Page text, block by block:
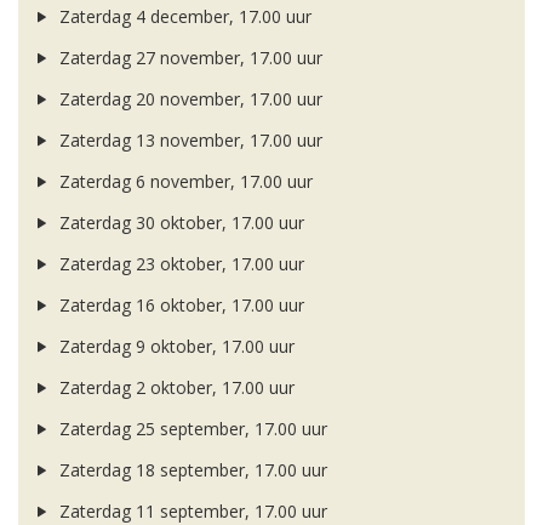
Zaterdag 4 december, 17.00 uur
Zaterdag 27 november, 17.00 uur
Zaterdag 20 november, 17.00 uur
Zaterdag 13 november, 17.00 uur
Zaterdag 6 november, 17.00 uur
Zaterdag 30 oktober, 17.00 uur
Zaterdag 23 oktober, 17.00 uur
Zaterdag 16 oktober, 17.00 uur
Zaterdag 9 oktober, 17.00 uur
Zaterdag 2 oktober, 17.00 uur
Zaterdag 25 september, 17.00 uur
Zaterdag 18 september, 17.00 uur
Zaterdag 11 september, 17.00 uur